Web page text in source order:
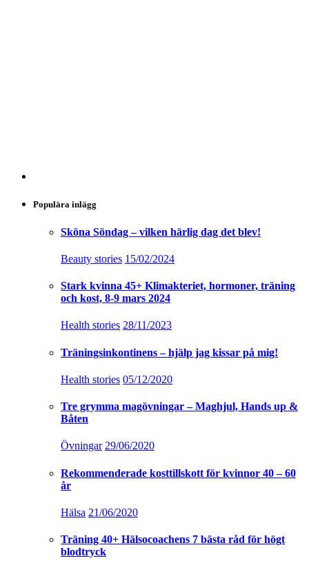
Populära inlägg
Sköna Söndag – vilken härlig dag det blev!
Beauty stories 15/02/2024
Stark kvinna 45+ Klimakteriet, hormoner, träning
och kost, 8-9 mars 2024
Health stories 28/11/2023
Träningsinkontinens – hjälp jag kissar på mig!
Health stories 05/12/2020
Tre grymma magövningar – Maghjul, Hands up &
Båten
Övningar 29/06/2020
Rekommenderade kosttillskott för kvinnor 40 – 60
år
Hälsa 21/06/2020
Träning 40+ Hälsocoachens 7 bästa råd för högt
blodtryck